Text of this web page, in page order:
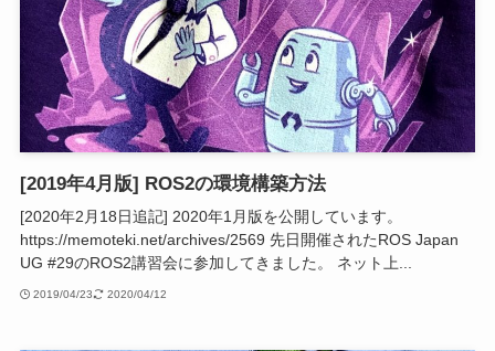
[2019年4月版] ROS2の環境構築方法
[2020年2月18日追記] 2020年1月版を公開しています。
https://memoteki.net/archives/2569 先日開催されたROS Japan
UG #29のROS2講習会に参加してきました。 ネット上...
2019/04/23 2020/04/12